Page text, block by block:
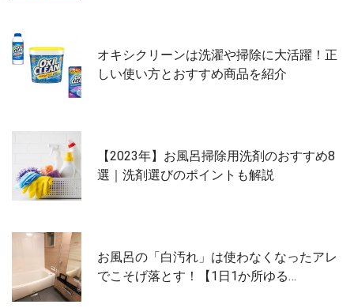
オキシクリーンは洗濯や掃除に大活躍！正
しい使い方とおすすめ商品を紹介
【2023年】お風呂掃除用洗剤のおすすめ8
選｜洗剤選びのポイントも解説
お風呂の「白汚れ」は使わなくなったアレ
でこそげ落とす！【1日1か所ゆる…